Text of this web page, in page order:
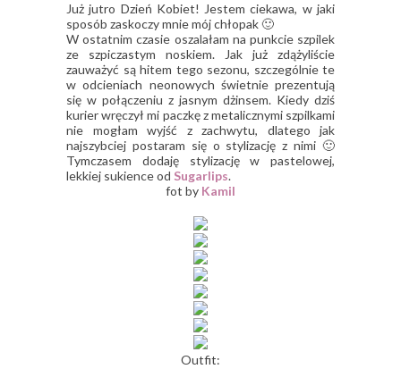
Już jutro Dzień Kobiet! Jestem ciekawa, w jaki
sposób zaskoczy mnie mój chłopak 🙂
W ostatnim czasie oszalałam na punkcie szpilek
ze szpiczastym noskiem. Jak już zdążyliście
zauważyć są hitem tego sezonu, szczególnie te
w odcieniach neonowych świetnie prezentują
się w połączeniu z jasnym dżinsem. Kiedy dziś
kurier wręczył mi paczkę z metalicznymi szpilkami
nie mogłam wyjść z zachwytu, dlatego jak
najszybciej postaram się o stylizację z nimi 🙂
Tymczasem dodaję stylizację w pastelowej,
lekkiej sukience od Sugarlips.
fot by Kamil
Outfit: